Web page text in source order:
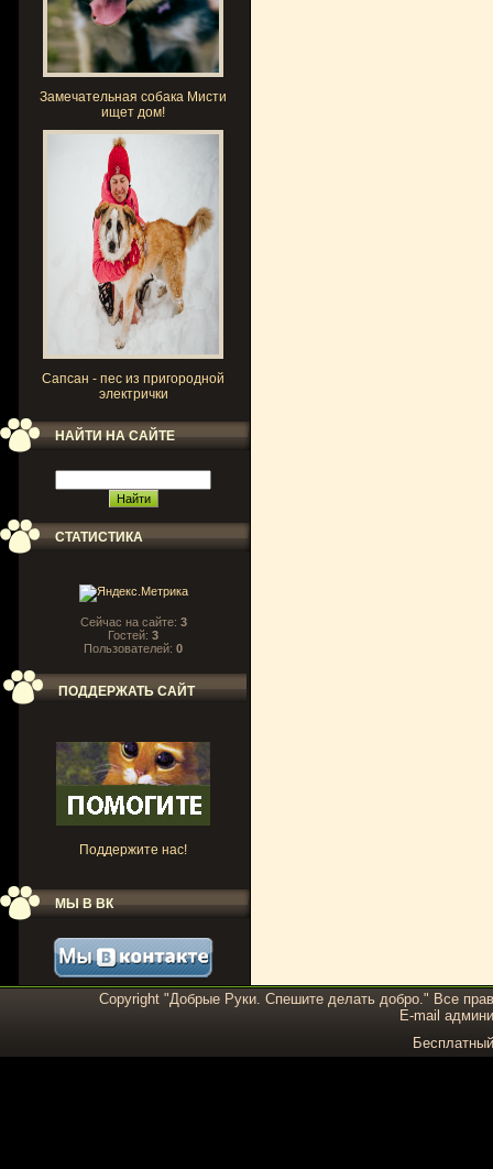
Замечательная собака Мисти
ищет дом!
Сапсан - пес из пригородной
электрички
НАЙТИ НА САЙТЕ
СТАТИСТИКА
Сейчас на сайте: 3
Гостей: 3
Пользователей: 0
ПОДДЕРЖАТЬ САЙТ
Поддержите нас!
МЫ В ВК
Copyright "Добрые Руки. Спешите делать добро." Все
E-mail